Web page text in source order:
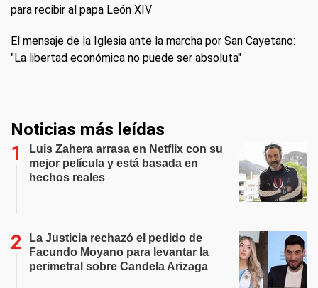
para recibir al papa León XIV
El mensaje de la Iglesia ante la marcha por San Cayetano:
"La libertad económica no puede ser absoluta"
Noticias más leídas
Luis Zahera arrasa en Netflix con su
mejor película y está basada en
hechos reales
La Justicia rechazó el pedido de
Facundo Moyano para levantar la
perimetral sobre Candela Arizaga